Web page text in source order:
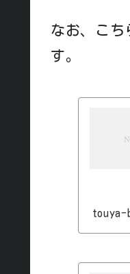
なお、こち
す。